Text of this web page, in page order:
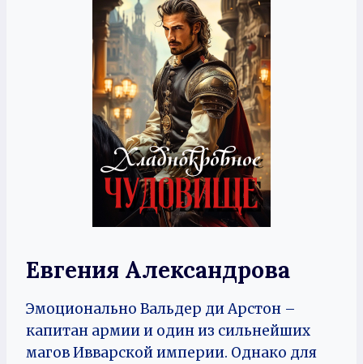
Евгения Александрова
Эмоционально Вальдер ди Арстон –
капитан армии и один из сильнейших
магов Ивварской империи. Однако для